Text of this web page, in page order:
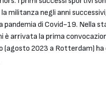
militanza negli anni
pandemia di Covid-19.
è arrivata la prima
(agosto 2023 a Rotterdam)